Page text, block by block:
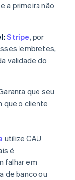
a primeira não
Stripe, por
lembretes,
validade do
que seu
que o cliente
utilize CAU
é
falhar em
de banco ou